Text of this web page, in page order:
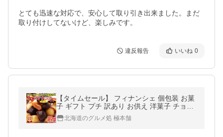
とても迅速な対応で、安心して取り引き出来ました。まだ
取り付けしてないけど、楽しみです。
違反報告 いいね 0
【タイムセール】 フィナンシェ 個包装 お菓
子 ギフト プチ 訳あり お供え 洋菓子 チョコ
お返し ポイント消化 スイーツ 安い 退職 焼
き菓子 おしゃれ 30個
北海道のグルメ処 極本舗